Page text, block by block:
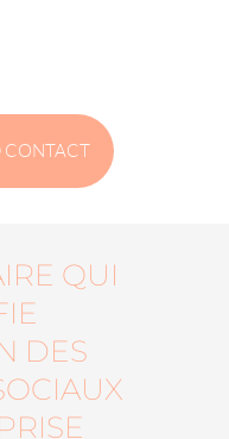
CONTACT
QUI
DES